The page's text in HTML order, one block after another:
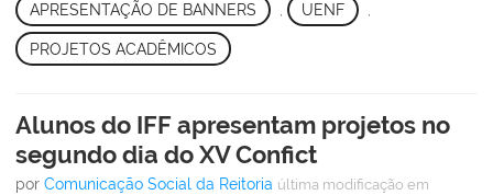
APRESENTAÇÃO DE BANNERS UENF
PROJETOS ACADÊMICOS
Alunos do IFF apresentam projetos no
segundo dia do XV Confict
por Comunicação Social da Reitoria última modificação em